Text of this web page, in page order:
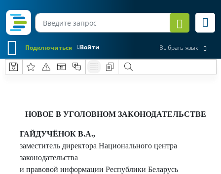
Войти
Подключиться Выбрать язык
НОВОЕ В УГОЛОВНОМ ЗАКОНОДАТЕЛЬСТВЕ
ГАЙДУЧЁНОК В.А.,
заместитель директора Национального центра
законодательства
и правовой информации Республики Беларусь